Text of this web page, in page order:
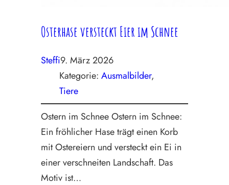
Osterhase versteckt Eier im Schnee
Steffi9. März 2026
Kategorie: Ausmalbilder
Tiere
Ostern im Schnee Ostern im Schnee:
Ein fröhlicher Hase trägt einen Korb
mit Ostereiern und versteckt ein Ei in
einer verschneiten Landschaft. Das
Motiv ist…